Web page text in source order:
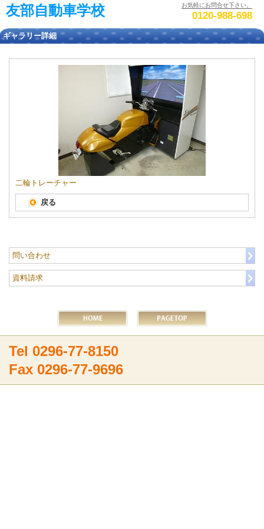
友部自動車学校 お気軽にお問合せ下さい。
0120-988-698
ギャラリー詳細
二輪トレーチャー
戻る
問い合わせ
資料請求
Tel 0296-77-8150
Fax 0296-77-9696